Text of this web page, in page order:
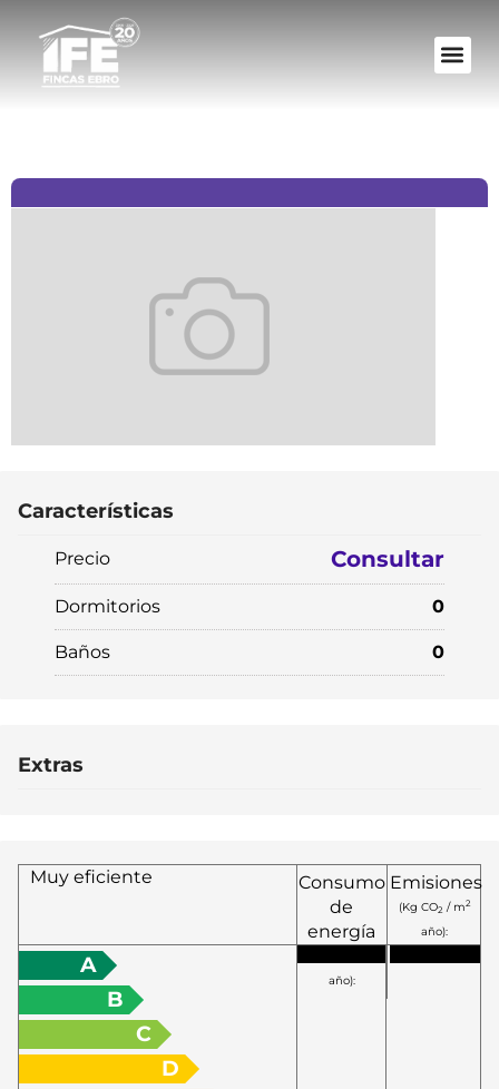
Características
Precio Consultar
Dormitorios 0
Baños 0
Extras
Muy eficiente
Consumo
de
energía
año):
Emisiones
(Kg CO2 / m2
año):
A
B
C
D